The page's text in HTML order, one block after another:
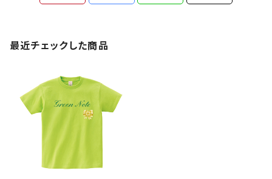
最近チェックした商品